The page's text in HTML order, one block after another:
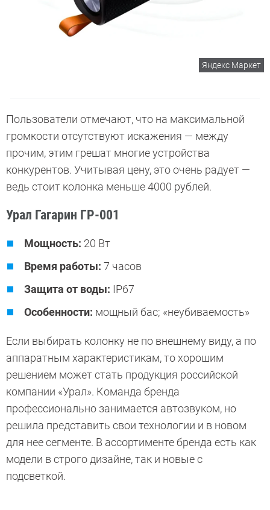
Яндекс Маркет
Пользователи отмечают, что на максимальной
громкости отсутствуют искажения — между
прочим, этим грешат многие устройства
конкурентов. Учитывая цену, это очень радует —
ведь стоит колонка меньше 4000 рублей.
Урал Гагарин ГР-001
Мощность: 20 Вт
Время работы: 7 часов
Защита от воды: IP67
Особенности: мощный бас; «неубиваемость»
Если выбирать колонку не по внешнему виду, а по
аппаратным характеристикам, то хорошим
решением может стать продукция российской
компании «Урал». Команда бренда
профессионально занимается автозвуком, но
решила представить свои технологии и в новом
для нее сегменте. В ассортименте бренда есть как
модели в строго дизайне, так и новые с
подсветкой.